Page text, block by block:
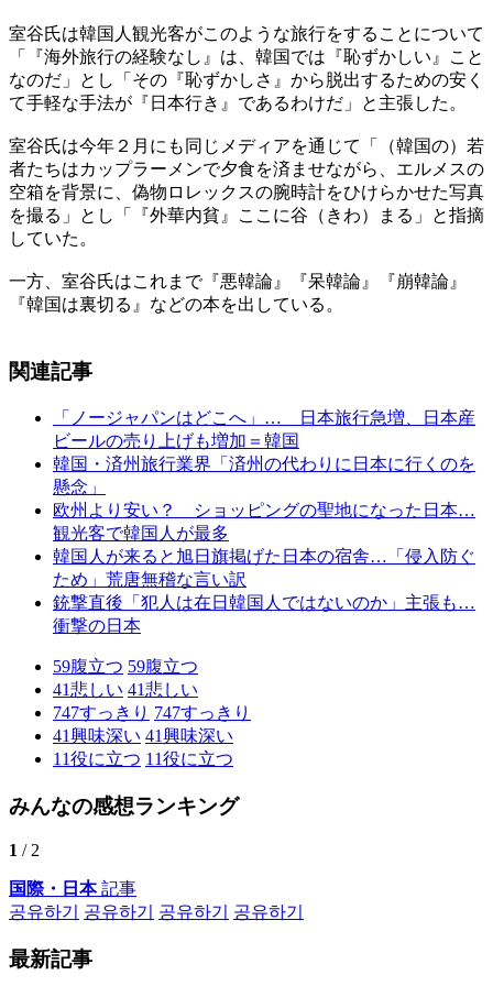
室谷氏は韓国人観光客がこのような旅行をすることについて
「『海外旅行の経験なし』は、韓国では『恥ずかしい』こと
なのだ」とし「その『恥ずかしさ』から脱出するための安く
て手軽な手法が『日本行き』であるわけだ」と主張した。
室谷氏は今年２月にも同じメディアを通じて「（韓国の）若
者たちはカップラーメンで夕食を済ませながら、エルメスの
空箱を背景に、偽物ロレックスの腕時計をひけらかせた写真
を撮る」とし「『外華内貧』ここに谷（きわ）まる」と指摘
していた。
一方、室谷氏はこれまで『悪韓論』『呆韓論』『崩韓論』
『韓国は裏切る』などの本を出している。
関連記事
「ノージャパンはどこへ」… 日本旅行急増、日本産
ビールの売り上げも増加＝韓国
韓国・済州旅行業界「済州の代わりに日本に行くのを
懸念」
欧州より安い？ ショッピングの聖地になった日本…
観光客で韓国人が最多
韓国人が来ると旭日旗掲げた日本の宿舎…「侵入防ぐ
ため」荒唐無稽な言い訳
銃撃直後「犯人は在日韓国人ではないのか」主張も…
衝撃の日本
59腹立つ 59腹立つ
41悲しい 41悲しい
747すっきり 747すっきり
41興味深い 41興味深い
11役に立つ 11役に立つ
みんなの感想ランキング
1 / 2
国際・日本記事
공유하기
공유하기 공유하기 공유하기
最新記事